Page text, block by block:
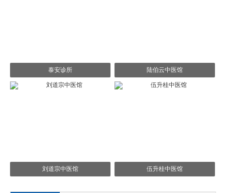
泰安诊所 陆伯云中医馆
刘道宗中医馆 伍升桂中医馆